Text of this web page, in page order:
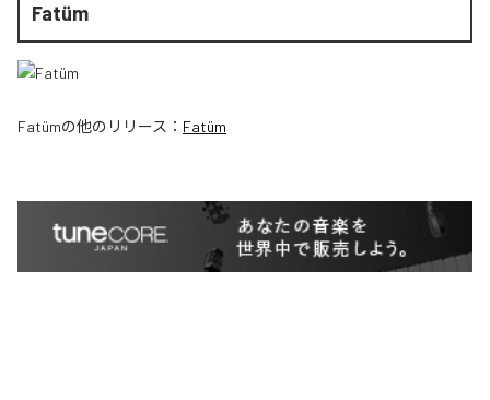
Fatüm
Fatümの他のリリース： Fatüm